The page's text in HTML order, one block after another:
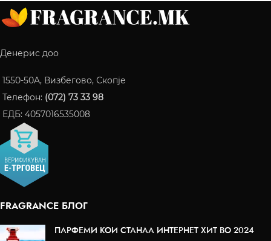
Денерис доо
1550-50A, Визбегово, Скопје
Телефон: (072) 73 33 98
ЕДБ: 4057016535008
FRAGRANCE БЛОГ
ПАРФЕМИ КОИ СТАНАА ИНТЕРНЕТ ХИТ ВО 2024